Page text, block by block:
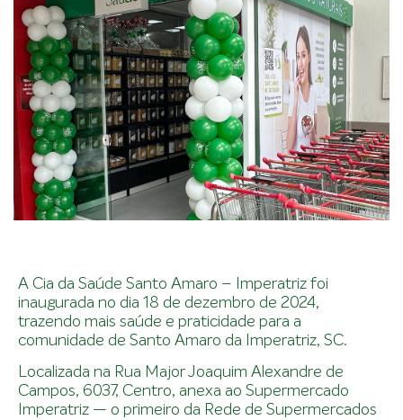
A Cia da Saúde Santo Amaro – Imperatriz foi
inaugurada no dia 18 de dezembro de 2024,
trazendo mais saúde e praticidade para a
comunidade de Santo Amaro da Imperatriz, SC.
Localizada na Rua Major Joaquim Alexandre de
Campos, 6037, Centro, anexa ao Supermercado
Imperatriz — o primeiro da Rede de Supermercados